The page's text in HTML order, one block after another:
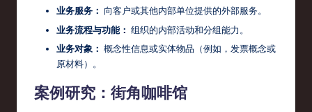
业务服务： 向客户或其他内部单位提供的外部服务。
业务流程与功能： 组织的内部活动和分组能力。
业务对象： 概念性信息或实体物品（例如，发票概念或
原材料）。
案例研究：街角咖啡馆